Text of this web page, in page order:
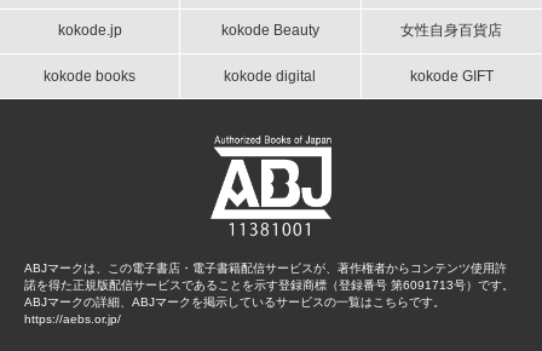
kokode.jp kokode Beauty 女性自身百貨店
kokode books kokode digital kokode GIFT
ABJマークは、この電子書店・電子書籍配信サービスが、著作権者からコンテンツ使用許
諾を得た正規版配信サービスであることを示す登録商標（登録番号 第6091713号）です。
ABJマークの詳細、ABJマークを掲示しているサービスの一覧はこちらです。
https://aebs.or.jp/